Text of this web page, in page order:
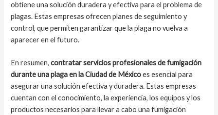
obtiene una solución duradera y efectiva para el problema de
plagas. Estas empresas ofrecen planes de seguimiento y
control, que permiten garantizar que la plaga no vuelva a
aparecer en el futuro.
En resumen,contratar servicios profesionales de fumigación
durante una plaga en la Ciudad de Méxicoes esencial para
asegurar una solución efectiva y duradera. Estas empresas
cuentan con el conocimiento, la experiencia, los equipos y los
productos necesarios para llevar a cabo una fumigación